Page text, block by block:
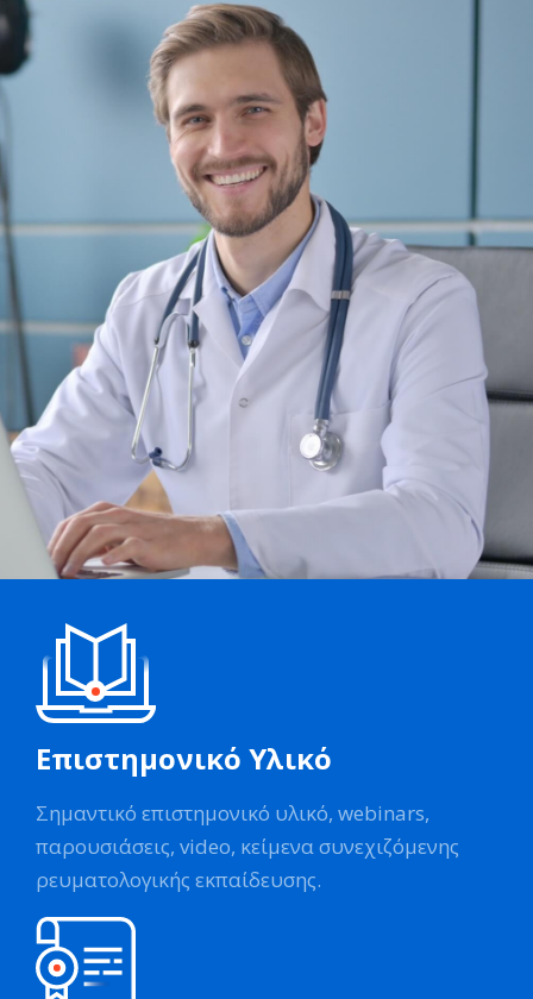
Επιστημονικό Υλικό
Σημαντικό επιστημονικό υλικό, webinars,
παρουσιάσεις, video, κείμενα συνεχιζόμενης
ρευματολογικής εκπαίδευσης.